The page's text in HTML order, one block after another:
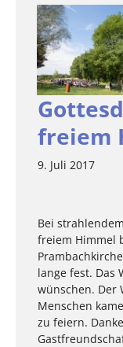
freiem
9. Juli 2017
Bei
freiem Himmel
lange fest. Das
wünschen. Der
Menschen
zu feiern.